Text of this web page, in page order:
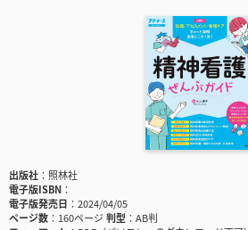
出版社
照林社
電子版ISBN
電子版発売日
2024/04/05
ページ数
160ページ判型
AB判